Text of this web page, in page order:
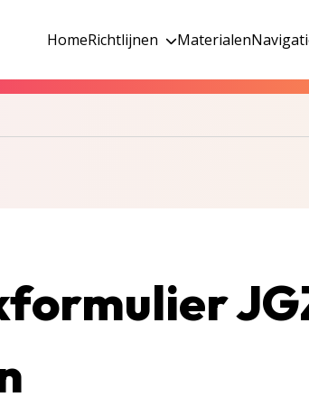
HomeRichtlijnen Materialen